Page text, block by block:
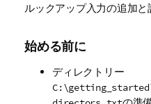
ルックアップ入力の追加と
始める前に
ディレクトリー